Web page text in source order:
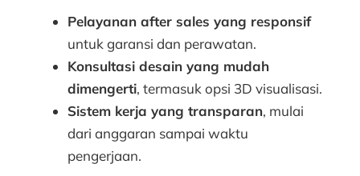
Pelayanan after sales yang responsif
untuk garansi dan perawatan.
Konsultasi desain yang mudah
dimengerti, termasuk opsi 3D visualisasi.
Sistem kerja yang transparan, mulai
dari anggaran sampai waktu
pengerjaan.